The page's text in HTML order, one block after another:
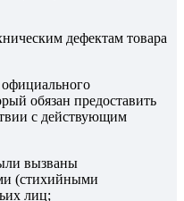
дефектам товара
обязан предоставить
с действующим
вызваны
(стихийными
лиц;